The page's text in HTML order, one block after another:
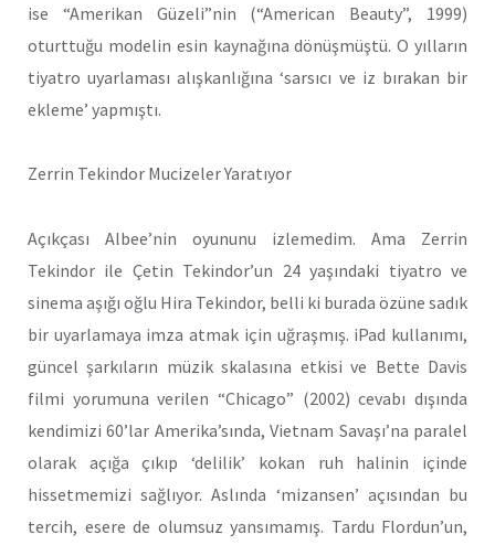
ise “Amerikan Güzeli”nin (“American Beauty”, 1999)
oturttuğu modelin esin kaynağına dönüşmüştü. O yılların
tiyatro uyarlaması alışkanlığına ‘sarsıcı ve iz bırakan bir
ekleme’ yapmıştı.
Zerrin Tekindor Mucizeler Yaratıyor
Açıkçası Albee’nin oyununu izlemedim. Ama Zerrin
Tekindor ile Çetin Tekindor’un 24 yaşındaki tiyatro ve
sinema aşığı oğlu Hira Tekindor, belli ki burada özüne sadık
bir uyarlamaya imza atmak için uğraşmış. iPad kullanımı,
güncel şarkıların müzik skalasına etkisi ve Bette Davis
filmi yorumuna verilen “Chicago” (2002) cevabı dışında
kendimizi 60’lar Amerika’sında, Vietnam Savaşı’na paralel
olarak açığa çıkıp ‘delilik’ kokan ruh halinin içinde
hissetmemizi sağlıyor. Aslında ‘mizansen’ açısından bu
tercih, esere de olumsuz yansımamış. Tardu Flordun’un,